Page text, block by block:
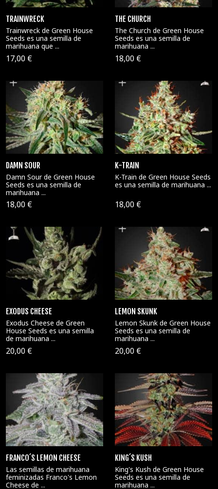
TRAINWRECK
Trainwreck de Green House
Seeds es una semilla de
marihuana que ...
17,00 €
THE CHURCH
The Church de Green House
Seeds es una semilla de
marihuana ...
18,00 €
DAMN SOUR
Damn Sour de Green House
Seeds es una semilla de
marihuana ...
18,00 €
K-TRAIN
K-Train de Green House Seeds
es una semilla de marihuana ...
18,00 €
EXODUS CHEESE
Exodus Cheese de Green
House Seeds es una semilla
de marihuana ...
20,00 €
LEMON SKUNK
Lemon Skunk de Green House
Seeds es una semilla de
marihuana ...
20,00 €
FRANCO´S LEMON CHEESE
Las semillas de marihuana
feminizadas Franco's Lemon
Cheese de ...
KING´S KUSH
King's Kush de Green House
Seeds es una semilla de
marihuana ...